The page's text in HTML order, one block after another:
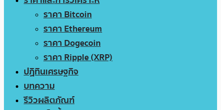
ราคา Bitcoin
ราคา Ethereum
ราคา Dogecoin
ราคา Ripple (XRP)
ปฏิทินเศรษฐกิจ
บทความ
รีวิวผลิตภัณฑ์